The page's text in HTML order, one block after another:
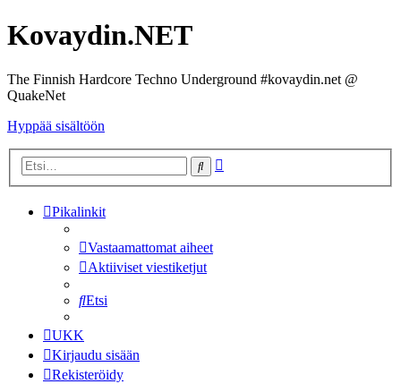
Kovaydin.NET
The Finnish Hardcore Techno Underground #kovaydin.net @
QuakeNet
Hyppää sisältöön
Etsi
Pikalinkit
Vastaamattomat aiheet
Aktiiviset viestiketjut
Etsi
UKK
Kirjaudu sisään
Rekisteröidy